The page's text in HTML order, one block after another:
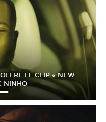
LE CLIP « NEW
NINHO